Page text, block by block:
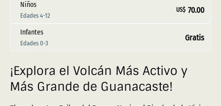
Niños
Edades 4-12
US$ 70.00
Infantes
Edades 0-3
Gratis
¡Explora el Volcán Más Activo y
Más Grande de Guanacaste!